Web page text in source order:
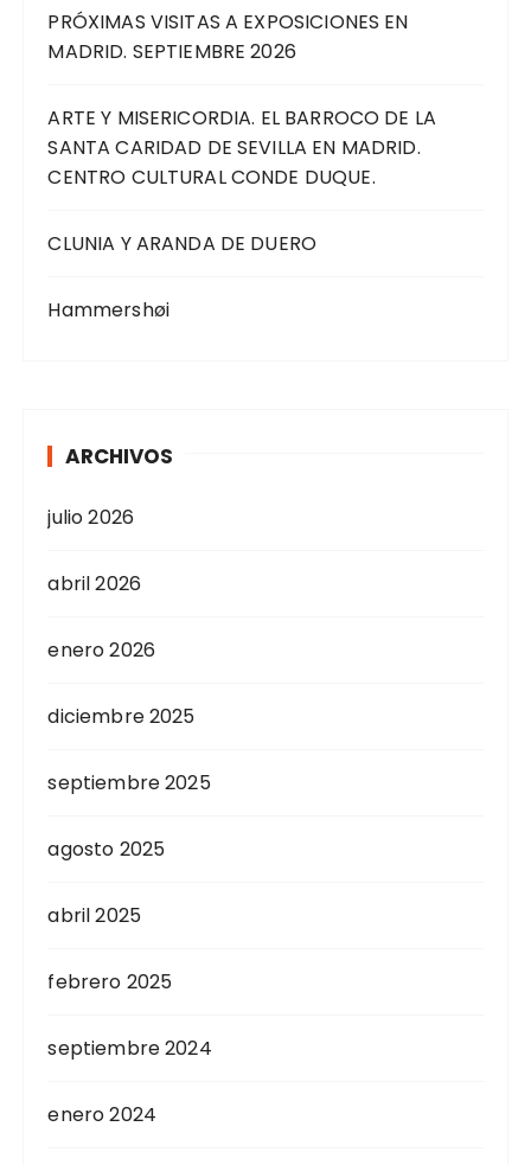
PRÓXIMAS VISITAS A EXPOSICIONES EN
MADRID. SEPTIEMBRE 2026
ARTE Y MISERICORDIA. EL BARROCO DE LA
SANTA CARIDAD DE SEVILLA EN MADRID.
CENTRO CULTURAL CONDE DUQUE.
CLUNIA Y ARANDA DE DUERO
Hammershøi
ARCHIVOS
julio 2026
abril 2026
enero 2026
diciembre 2025
septiembre 2025
agosto 2025
abril 2025
febrero 2025
septiembre 2024
enero 2024